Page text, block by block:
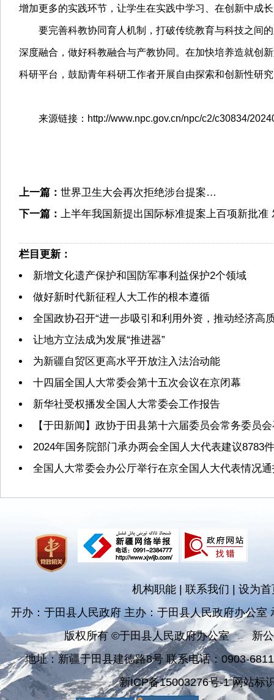
增加更多的实践环节，让学生在实践中学习、在创新中成
要完善科教协同育人机制，打破传统教育与科技之间的
深度融合，做好科教融合与产教协同。在加快培养造就创
科研平台，鼓励青年科研工作者开展自由探索和创新性研
来源链接：http://www.npc.gov.cn/npc/c2/c30834/
上一篇： 世界卫生大会再次拒绝涉台提案…
下一篇： 上半年我国新提出国际标准提案上百项新批
栏目更新：
新增文化遗产保护和国防军事利益保护2个领域
做好新时代新征程人大工作的根本遵循
全国政协召开“进一步吸引和利用外资，推动经济高
让地方立法成为发展“推进器”
为新疆自贸区更高水平开放注入法治动能
十四届全国人大常委会第十五次会议在京闭幕
新华社受权播发全国人大常委会工作报告
【于田新闻】政协于田县第十六届委员会常务委员
2024年国务院部门承办两会全国人大代表建议8783
全国人大常委会办公厅举行在京全国人大代表情况
机构职能 联系我们|设为首
开办：于田县人民政府 主办：于田县人民政府办公室
版权所有 ©于田县人民政府办公室
新
地址：新疆于田县建德路8号 联系电话：0903-
新ICP备15003276号-1 网站标